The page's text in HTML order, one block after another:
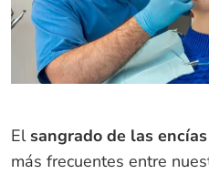
El sangrado de las encías
más frecuentes entre